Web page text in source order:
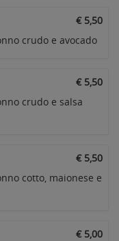
€ 5,50
crudo e avocado
€ 5,50
crudo e salsa
€ 5,50
cotto, maionese e
€ 5,00